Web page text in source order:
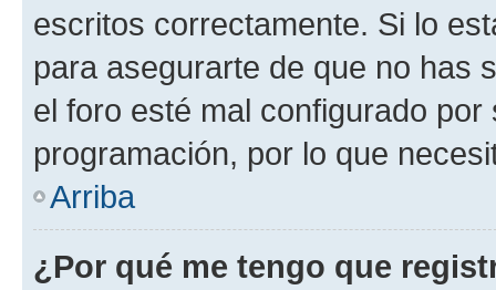
escritos correctamente. Si lo
para asegurarte de que no has
el foro esté mal configurado
programación, por lo que
Arriba
¿Por qué me tengo que